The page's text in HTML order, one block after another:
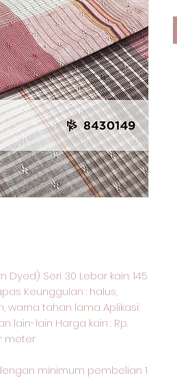
Dyed) Seri 30 Lebar kain: 145
Keunggulan : halus,
warna tahan lama Aplikasi:
lain-lain Harga kain : Rp.
meter
minimum pembelian 1